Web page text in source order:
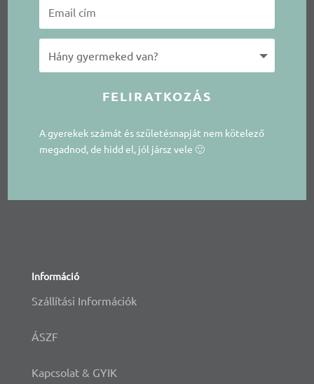
FELIRATKOZÁS
A gyerekek számát és születésnapját nem kötelező
megadnod, de hidd el, jól jársz vele 🙂
Információ
Szállítási Információk
ÁSZF
Kapcsolat & GYIK